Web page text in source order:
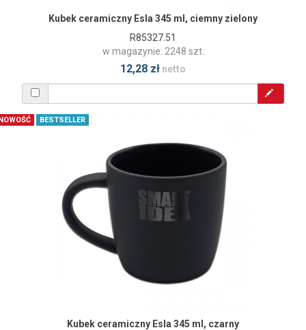
Kubek ceramiczny Esla 345 ml, ciemny zielony
R85327.51
w magazynie: 2248 szt.
12,28 zł netto
BESTSELLER
Kubek ceramiczny Esla 345 ml, czarny